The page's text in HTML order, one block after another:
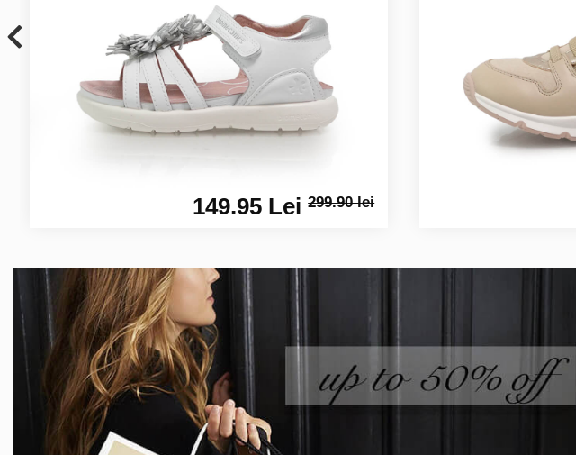
149.95 Lei299.90 lei